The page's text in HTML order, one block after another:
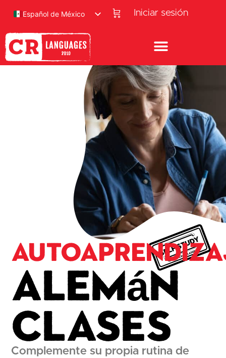
Iniciar sesión
Español de México
Alemán
Clases
Complemente su propia rutina de